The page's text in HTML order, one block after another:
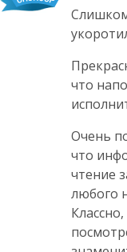
что
Очень
что
чтение
любого